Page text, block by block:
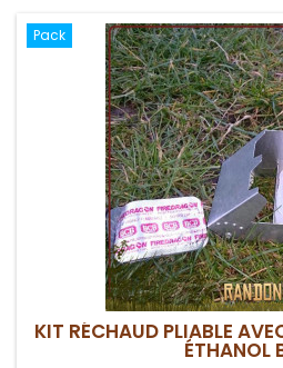
Pack
KIT RÉCHAUD PLIABLE
ÉTHANOL